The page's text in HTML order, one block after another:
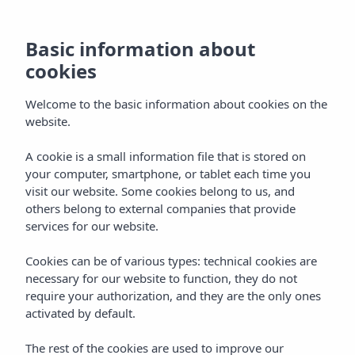
Ibiza Island BAAIEN EN STRANDEN IN IBIZA
Baaien en stranden in Ibiza
Baaien en stranden in Ibiza
Balearen in de Middellandse Zee. Het eiland is beroemd om
Basic information about
cookies
Welcome to the basic information about cookies on the
website.
A cookie is a small information file that is stored on
your computer, smartphone, or tablet each time you
visit our website. Some cookies belong to us, and
others belong to external companies that provide
services for our website.
Cookies can be of various types: technical cookies are
necessary for our website to function, they do not
require your authorization, and they are the only ones
activated by default.
The rest of the cookies are used to improve our